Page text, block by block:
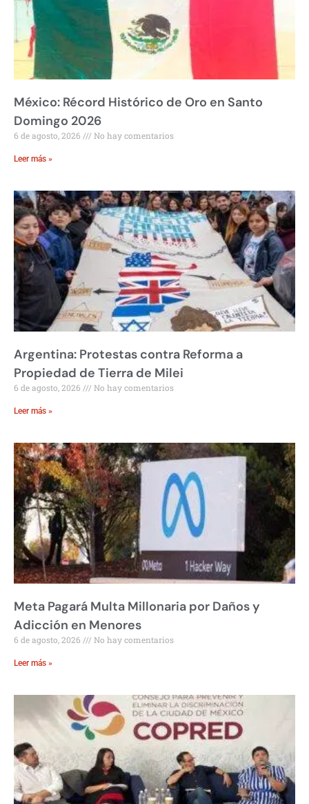
México: Récord Histórico de Oro en Santo
Domingo 2026
6 de agosto, 2026 No hay comentarios
Leer más »
Argentina: Protestas contra Reforma a
Propiedad de Tierra de Milei
6 de agosto, 2026 No hay comentarios
Leer más »
Meta Pagará Multa Millonaria por Daños y
Adicción en Menores
6 de agosto, 2026 No hay comentarios
Leer más »